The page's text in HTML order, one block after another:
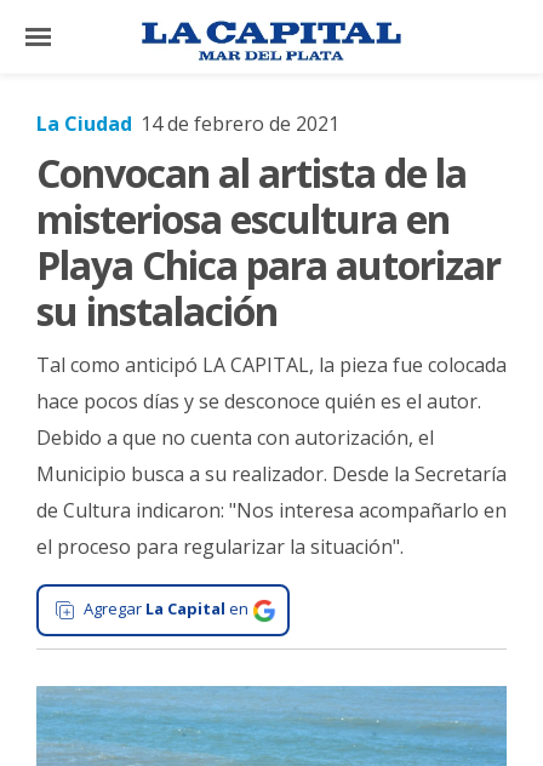
×
El
El
Mundo
La
Cultura
Tecnología
Gastronomía
General
La
Deportes
La Ciudad 14 de febrero de 2021
Convocan al artista de la
misteriosa escultura en
Playa Chica para autorizar
su instalación
Tal como anticipó LA CAPITAL, la pieza fue colocada
hace pocos días y se desconoce quién es el autor.
Debido a que no cuenta con autorización, el
Municipio busca a su realizador. Desde la Secretaría
de Cultura indicaron: "Nos interesa acompañarlo en
el proceso para regularizar la situación".
Agregar La Capital en